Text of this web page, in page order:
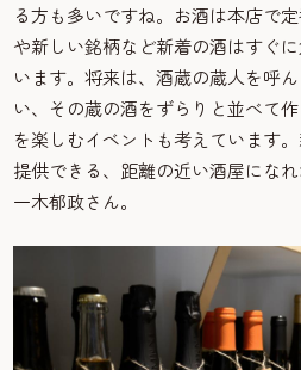
る方も多いですね。お酒は本店で
や新しい銘柄など新着の酒はすぐ
います。将来は、酒蔵の蔵人を呼
い、その蔵の酒をずらりと並べて
を楽しむイベントも考えています
提供できる、距離の近い酒屋にな
一木郁政さん。